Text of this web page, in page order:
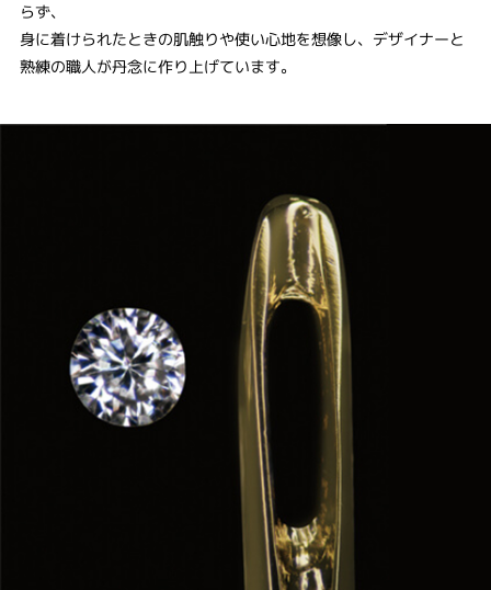
らず、
身に着けられたときの肌触りや使い心地を想像し、デザイナーと
熟練の職人が丹念に作り上げています。